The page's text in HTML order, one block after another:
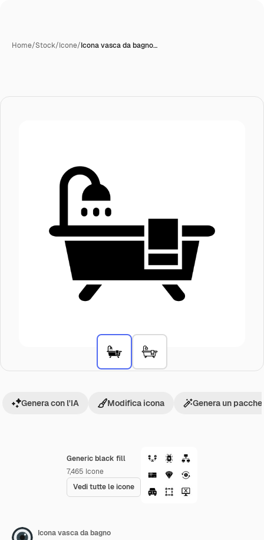
Home/Stock/Icone/Icona vasca da bagno…
Generic black fill
7,465 Icone
Vedi tutte le icone
Genera con l'IA Modifica icona Genera un
Icona vasca da bagno